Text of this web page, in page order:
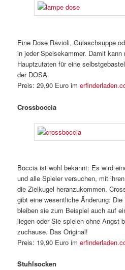
Eine Dose Ravioli, Gulaschsuppe
in jeder Speisekammer. Damit kann
Hauptzutaten für eine
der DOSA.
Preis: 29,90 Euro im
Crossboccia
Boccia ist wohl bekannt: Es wird
und alle Spieler versuchen, mit
die Zielkugel heranzukommen.
gibt eine wesentliche Änderung:
bleiben sie zum Beispiel auch auf
liegen oder Sie spielen ohne Angst
zuchause. Das Original!
Preis: 19,90 Euro im
Stuhlsocken